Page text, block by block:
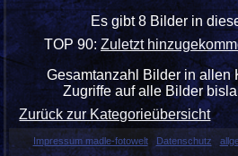
Es gibt 8 Bilder in
TOP 90:Zuletzt
Gesamtanzahl Bilder in allen
Zugriffe auf alle Bilder
Zurück zur Kategorieübersicht
Impressum madle-fotowelt Datenschutz